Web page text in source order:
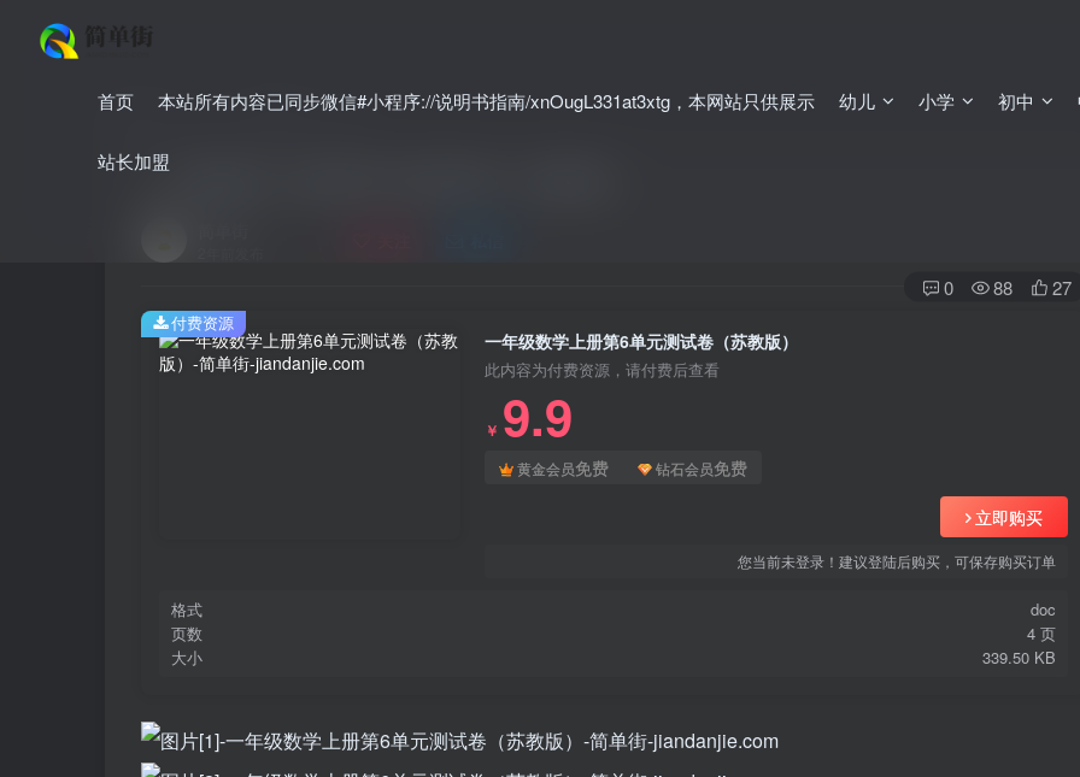
首页 本站所有内容已同步微信#小程序://说明书指南/xnOugL331at3xtg，本网站只供展示 幼儿 小学 初中
站长加盟
首页 小学 小学数学 正文
一年级数学上册第6单元测试卷（苏教版）
0 88 27
一年级数学上册第6单元测试卷（苏教版）
此内容为付费资源，请付费后查看
￥ 9.9
黄金会员免费 钻石会员免费
立即购买
您当前未登录！建议登陆后购买，可保存购买订单
格式
doc
页数
4 页
大小
339.50 KB
付费资源